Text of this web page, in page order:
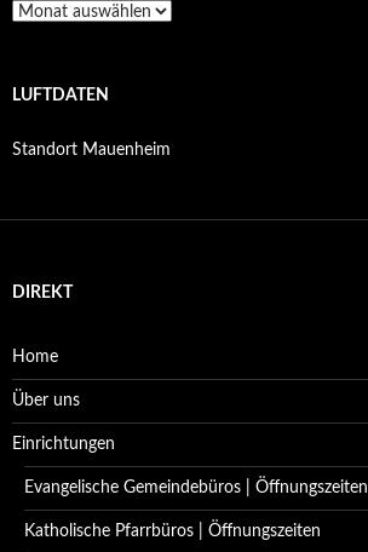
Archiv
LUFTDATEN
Standort Mauenheim
DIREKT
Home
Über uns
Einrichtungen
Evangelische Gemeindebüros | Öffnungszeiten
Katholische Pfarrbüros | Öffnungszeiten